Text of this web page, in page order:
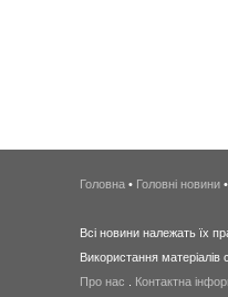
Головна • Головні новини •
Всі новини належать їх
Використання матеріалів
Про нас
Контактна